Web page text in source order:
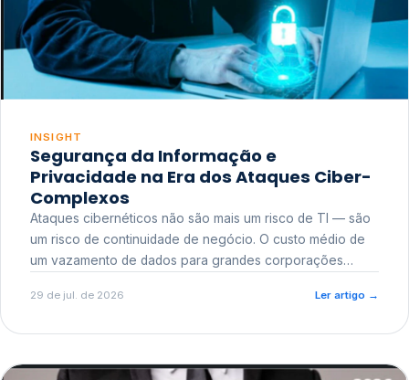
INSIGHT
Segurança da Informação e
Privacidade na Era dos Ataques Ciber-
Complexos
Ataques cibernéticos não são mais um risco de TI — são
um risco de continuidade de negócio. O custo médio de
um vazamento de dados para grandes corporações
reputacional e o risco regulatório junto a órgãos como a
29 de jul. de 2026 Ler artigo →